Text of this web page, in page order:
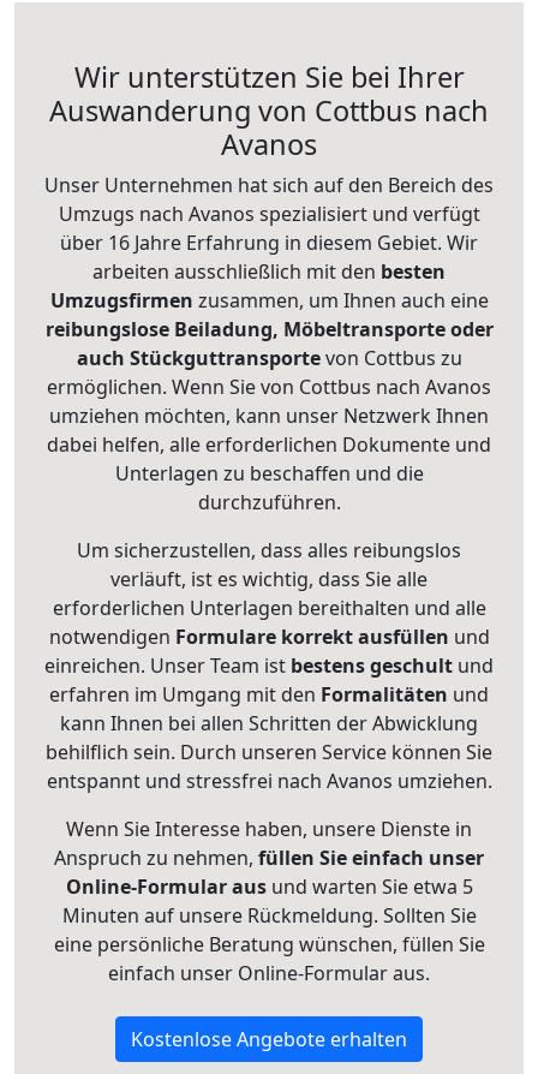
Wir unterstützen Sie bei Ihrer
Auswanderung von Cottbus nach
Avanos
Unser Unternehmen hat sich auf den Bereich des
Umzugs nach Avanos spezialisiert und verfügt
über 16 Jahre Erfahrung in diesem Gebiet. Wir
arbeiten ausschließlich mit den besten
Umzugsfirmen zusammen, um Ihnen auch eine
reibungslose Beiladung, Möbeltransporte oder
auch Stückguttransportevon Cottbus zu
ermöglichen. Wenn Sie von Cottbus nach Avanos
umziehen möchten, kann unser Netzwerk Ihnen
dabei helfen, alle erforderlichen Dokumente und
Unterlagen zu beschaffen und die
durchzuführen.
Um sicherzustellen, dass alles reibungslos
verläuft, ist es wichtig, dass Sie alle
erforderlichen Unterlagen bereithalten und alle
notwendigen Formulare korrekt ausfüllen und
einreichen. Unser Team ist bestens geschult und
erfahren im Umgang mit den Formalitäten und
kann Ihnen bei allen Schritten der Abwicklung
behilflich sein. Durch unseren Service können Sie
entspannt und stressfrei nach Avanos umziehen.
Wenn Sie Interesse haben, unsere Dienste in
Anspruch zu nehmen, füllen Sie einfach unser
Online-Formular ausund warten Sie etwa 5
Minuten auf unsere Rückmeldung. Sollten Sie
eine persönliche Beratung wünschen, füllen Sie
einfach unser Online-Formular aus.
Kostenlose Angebote erhalten